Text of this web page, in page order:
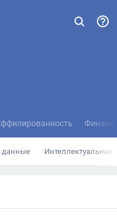
данные Интеллектуальная